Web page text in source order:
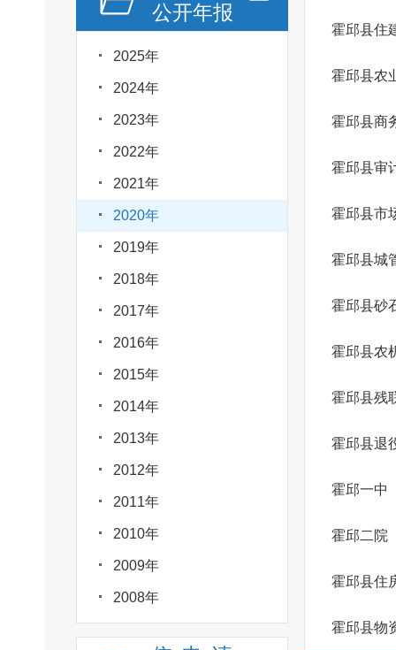
公开年报
2025年
2024年
2023年
2022年
2021年
2020年
2019年
2018年
2017年
2016年
2015年
2014年
2013年
2012年
2011年
2010年
2009年
2008年
霍邱县住
霍邱县商
霍邱县审
霍邱县市
霍邱县城
霍邱县砂
霍邱县农
霍邱县残
霍邱县退
霍邱一中
霍邱二院
霍邱县住
霍邱县物